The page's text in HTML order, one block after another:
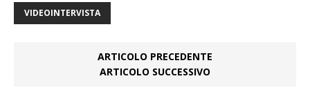
VIDEOINTERVISTA
ARTICOLO PRECEDENTE
ARTICOLO SUCCESSIVO